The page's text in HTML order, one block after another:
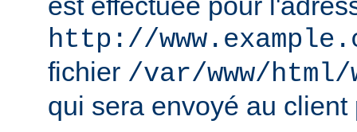
http://
fichier /var/www/
qui sera envoyé au client